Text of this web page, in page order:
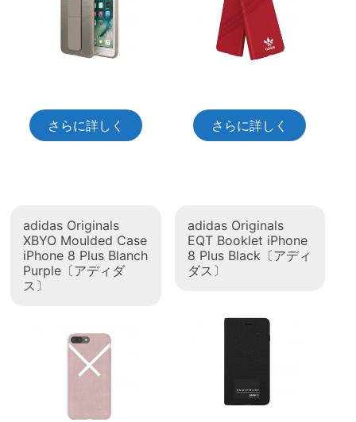
さらに詳しく さらに詳しく
adidas Originals
XBYO Moulded Case
iPhone 8 Plus Blanch
Purple〔アディダ
ス〕
adidas Originals
EQT Booklet iPhone
8 Plus Black〔アディ
ダス〕